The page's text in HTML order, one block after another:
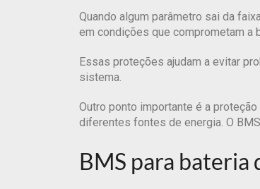
Quando algum parâmetro sai da
em condições que comprometam a
Essas proteções ajudam a evitar
sistema.
Outro ponto importante é a
diferentes fontes de energia. O
BMS para bateria